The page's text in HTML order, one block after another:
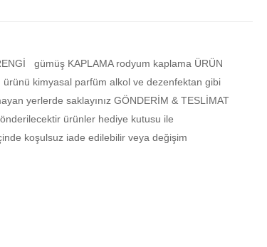
gümüş KAPLAMA rodyum kaplama ÜRÜN
kimyasal parfüm alkol ve dezenfektan gibi
yerlerde saklayınız GÖNDERİM & TESLİMAT
ürünler hediye kutusu ile
koşulsuz iade edilebilir veya değişim